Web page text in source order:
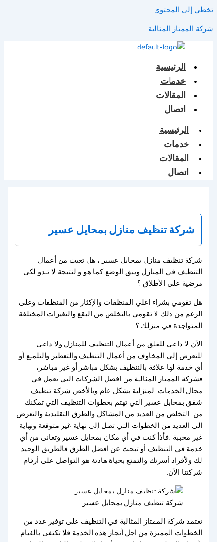
تخطي إلى المحتوى
شركة الممتاز المثالية
الرئيسية
خدمات
المقالات
اتصال
الرئيسية
خدمات
المقالات
اتصال
شركة تنظيف منازل بمحايل عسير
شركة تنظيف منازل بمحايل عسير ، هل تعبت من أعمال
التنظيف في المنازل ويبق الوضع كما هو والنتيجة لا تبدو لكى
مرضية على الأطلاق ؟
هل تقومي بشراء اغلي المنظفات والإكثار من المنظفات وعلى
الرغم من ذلك لا تقومي بالتخلص من البقع والتغيرات المختلفة
المتواجدة في منزلك ؟
الآن لا داعى للقلق من أعمال التنظيف للمنازل ولا داعى
للتعرض إلى المخاوف من أعمال التنظيف والتعطير والتلميع أو
أي خدمة لها علاقة بالتنظيف بشكل مباشر أو غير مباشر،
فشركة الممتاز المثالية من افضل الشركات التي تعمل في
مجال الخدمات المنزلية بشكل عام وبالأخص شركة تنظيف
شقق بمحايل عسير التي تهتم بخطوات التنظيف التي تمكنك
من التخلص من العديد من المشاكل والطرق التقليدية والتعرض
إلى العديد من الخطوات التي تصل إلى نهاية غير متوقعة ونهاية
غير محببة ،فأذأ كنت في أي مكان بمحايل عسير وتعانى من أي
خدمة في التنظيف أو تبحث عن افضل الطرق فالطريق الوحيد
لك ولأفراد أسرتك والتمتع بحياة هادئة هو التواصل على أرقام
شركتنا الآن.
شركة تنظيف منازل بمحايل عسير
تعتمد شركة الممتاز المثالية في التنظيف على توفير عدد من
الخطوات المميزة من اجل أنجاز هذه الخدمة فلا تكتفى بالقيام